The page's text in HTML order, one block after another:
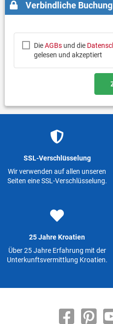
Verbindliche Buchung
DieAGBsund die
gelesen und akzeptiert
SSL-Verschlüsselung
Wir verwenden auf allen unseren
Seiten eine SSL-Verschlüsselung.
25 Jahre Kroatien
Über 25 Jahre Erfahrung mit der
Unterkunftsvermittlung Kroatien.